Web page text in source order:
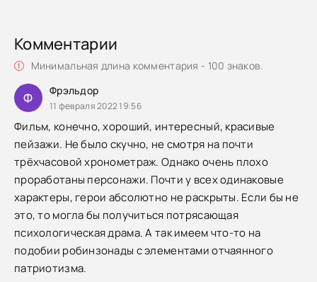
Комментарии
Минимальная длина комментария - 100 знаков.
Ф Фрэльдор
11 февраля 2022 19:56
Фильм, конечно, хороший, интересный, красивые
пейзажи. Не было скучно, не смотря на почти
трёхчасовой хронометраж. Однако очень плохо
проработаны персонажи. Почти у всех одинаковые
характеры, герои абсолютно не раскрыты. Если бы не
это, то могла бы получиться потрясающая
психологическая драма. А так имеем что-то на
подобии робинзонады с элементами отчаянного
патриотизма.